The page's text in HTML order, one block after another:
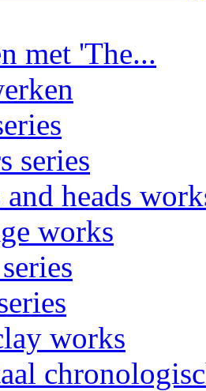
met 'The...
series
and heads
works
works